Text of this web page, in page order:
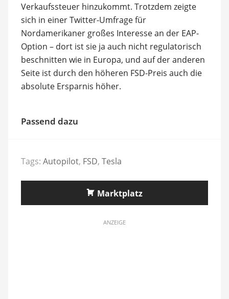
Verkaufssteuer hinzukommt. Trotzdem zeigte
sich in einer Twitter-Umfrage für
Nordamerikaner großes Interesse an der EAP-
Option – dort ist sie ja auch nicht regulatorisch
beschnitten wie in Europa, und auf der anderen
Seite ist durch den höheren FSD-Preis auch die
absolute Ersparnis höher.
Passend dazu
Tags: Autopilot, FSD, Tesla
Marktplatz
ANZEIGE